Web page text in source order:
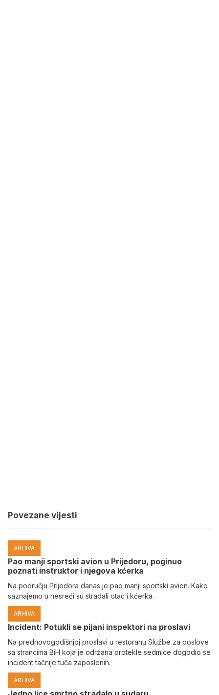
Povezane vijesti
ARHIVA
Pao manji sportski avion u Prijedoru, poginuo
poznati instruktor i njegova kćerka
Na području Prijedora danas je pao manji sportski avion. Kako
saznajemo u nesreći su stradali otac i kćerka.
ARHIVA
Incident: Potukli se pijani inspektori na proslavi
Na prednovogodišnjoj proslavi u restoranu Službe za poslove
sa strancima BiH koja je održana protekle sedmice dogodio se
incident tačnije tuča zaposlenih.
ARHIVA